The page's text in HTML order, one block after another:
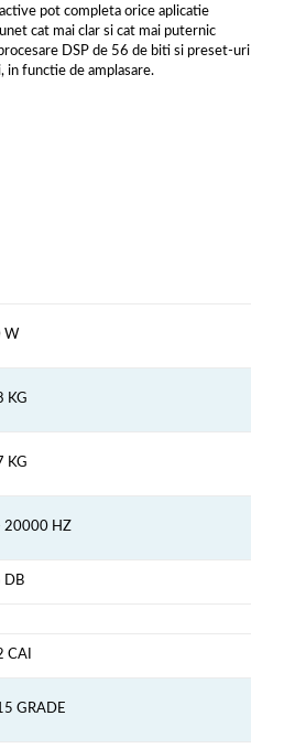
pot completa orice aplicatie
cat mai clar si cat mai puternic
DSP de 56 de biti si preset-uri
in functie de amplasare.
W
KG
KG
20000 HZ
DB
CAI
GRADE